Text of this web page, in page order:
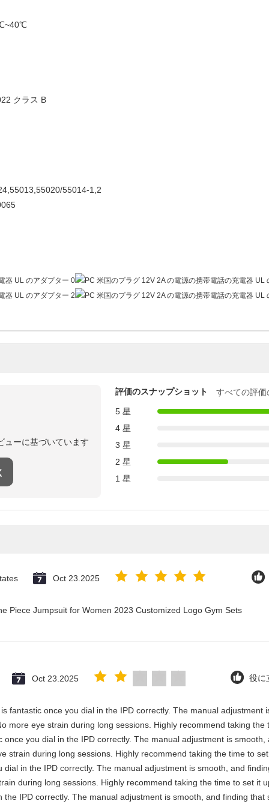
クラス B
55014-1,2
ューに基づいています
評価のスナップショット
すべての評
5 星
4 星
3 星
2 星
1 星
Oct 23.2025
Piece Jumpsuit for Women 2023 Customized Logo Gym Sets
Oct 23.2025 役に
fantastic once you dial in the IPD correctly. The manual adjustment
more eye strain during long sessions. Highly recommend taking
once you dial in the IPD correctly. The manual adjustment is
strain during long sessions. Highly recommend taking the time to
dial in the IPD correctly. The manual adjustment is smooth, and
during long sessions. Highly recommend taking the time to set it
the IPD correctly. The manual adjustment is smooth, and finding